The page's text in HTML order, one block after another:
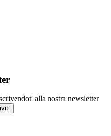
alla nostra newsletter